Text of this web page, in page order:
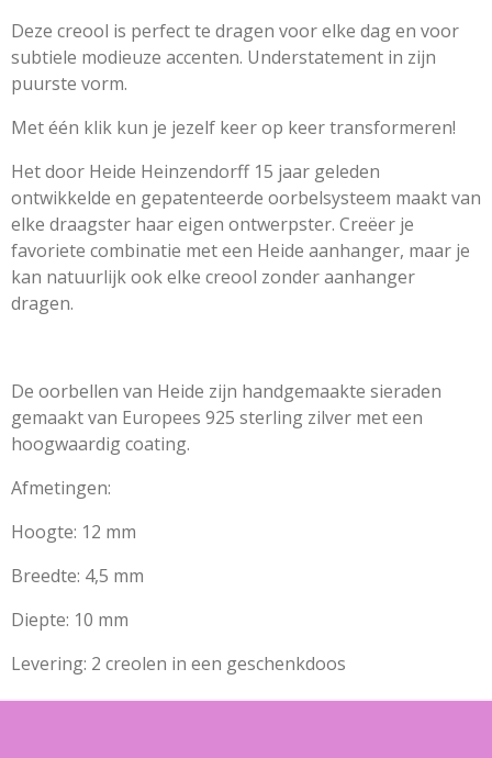
Deze creool is perfect te dragen voor elke dag en voor
subtiele modieuze accenten. Understatement in zijn
puurste vorm.
Met één klik kun je jezelf keer op keer transformeren!
Het door Heide Heinzendorff 15 jaar geleden
ontwikkelde en gepatenteerde oorbelsysteem maakt van
elke draagster haar eigen ontwerpster. Creëer je
favoriete combinatie met een Heide aanhanger, maar je
kan natuurlijk ook elke creool zonder aanhanger
dragen.
De oorbellen van Heide zijn handgemaakte sieraden
gemaakt van Europees 925 sterling zilver met een
hoogwaardig coating.
Afmetingen:
Hoogte: 12 mm
Breedte: 4,5 mm
Diepte: 10 mm
Levering: 2 creolen in een geschenkdoos